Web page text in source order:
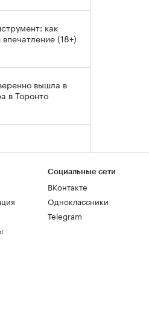
как
(18+)
вышла в
в Торонто
Социальные сети
ВКонтакте
Одноклассники
Telegram